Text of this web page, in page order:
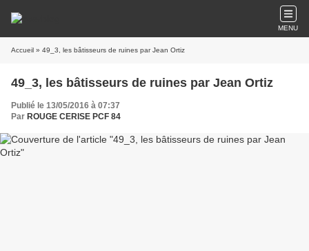
MENU
Accueil » 49_3, les bâtisseurs de ruines par Jean Ortiz
49_3, les bâtisseurs de ruines par Jean Ortiz
Publié le 13/05/2016 à 07:37
Par ROUGE CERISE PCF 84